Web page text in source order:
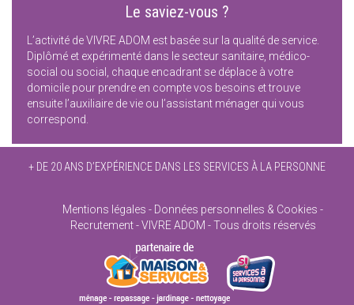
Le saviez-vous ?
L’activité de VIVRE ADOM est basée sur la qualité de service.
Diplômé et expérimenté dans le secteur sanitaire, médico-
social ou social, chaque encadrant se déplace à votre
domicile pour prendre en compte vos besoins et trouve
ensuite l’auxiliaire de vie ou l’assistant ménager qui vous
correspond.
+ DE 20 ANS D’EXPÉRIENCE DANS LES SERVICES À LA PERSONNE
Mentions légales
Données personnelles & Cookies
Recrutement
VIVRE ADOM - Tous droits réservés